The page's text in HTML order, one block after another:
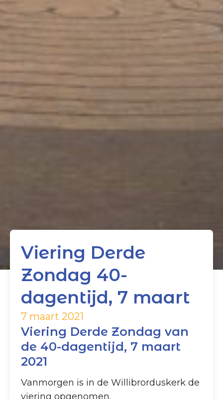
Viering Derde
Zondag 40-
dagentijd, 7 maart
7 maart 2021
Viering Derde Zondag van
de 40-dagentijd, 7 maart
2021
Vanmorgen is in de Willibrorduskerk de
viering opgenomen.